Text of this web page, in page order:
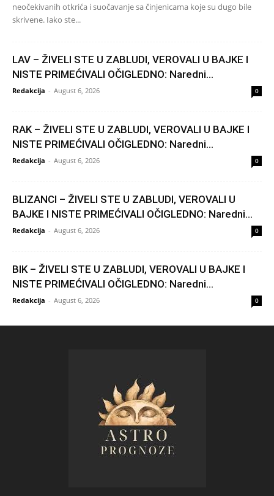
neočekivanih otkrića i suočavanje sa činjenicama koje su dugo bile
skrivene. Iako ste...
LAV – ŽIVELI STE U ZABLUDI, VEROVALI U BAJKE I
NISTE PRIMEĆIVALI OČIGLEDNO: Naredni...
Redakcija - August 6, 2026 0
RAK – ŽIVELI STE U ZABLUDI, VEROVALI U BAJKE I
NISTE PRIMEĆIVALI OČIGLEDNO: Naredni...
Redakcija - August 6, 2026 0
BLIZANCI – ŽIVELI STE U ZABLUDI, VEROVALI U
BAJKE I NISTE PRIMEĆIVALI OČIGLEDNO: Naredni...
Redakcija - August 6, 2026 0
BIK – ŽIVELI STE U ZABLUDI, VEROVALI U BAJKE I
NISTE PRIMEĆIVALI OČIGLEDNO: Naredni...
Redakcija - August 6, 2026 0